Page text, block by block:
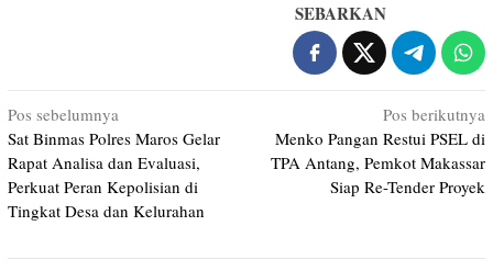
SEBARKAN
Navigasi
pos
Pos sebelumnya
Sat Binmas Polres Maros Gelar
Rapat Analisa dan Evaluasi,
Perkuat Peran Kepolisian di
Tingkat Desa dan Kelurahan
Pos berikutnya
Menko Pangan Restui PSEL di
TPA Antang, Pemkot Makassar
Siap Re-Tender Proyek